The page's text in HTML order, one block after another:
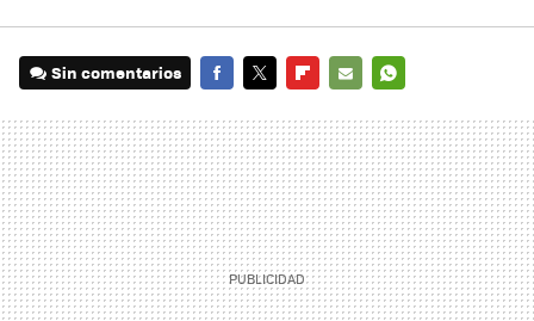
Sin comentarios
MAIL